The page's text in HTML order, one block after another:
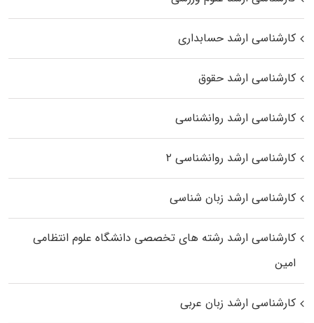
کارشناسی ارشد حسابداری
کارشناسی ارشد حقوق
کارشناسی ارشد روانشناسی
کارشناسی ارشد روانشناسی ۲
کارشناسی ارشد زبان شناسی
کارشناسی ارشد رﺷﺘﻪ ﻫﺎی تخصصی داﻧﺸﮕﺎه ﻋﻠﻮم انتظامی
اﻣﻴﻦ
کارشناسی ارشد زبان عربی